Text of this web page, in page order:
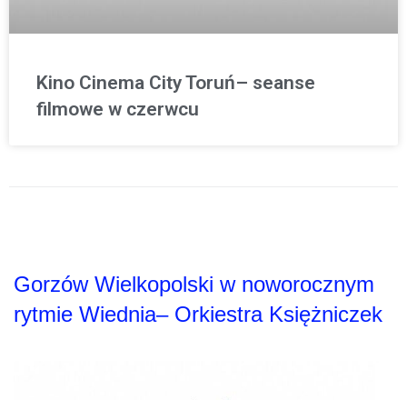
Kino Cinema City Toruń– seanse
filmowe w czerwcu
Gorzów Wielkopolski w noworocznym
rytmie Wiednia– Orkiestra Księżniczek